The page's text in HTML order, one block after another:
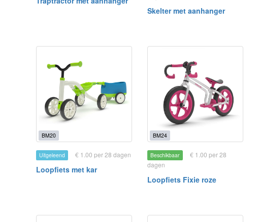
Skelter met aanhanger
BM20
Uitgeleend € 1.00 per 28 dagen
Loopfiets met kar
BM24
Beschikbaar
€ 1.00 per 28
dagen
Loopfiets Fixie roze